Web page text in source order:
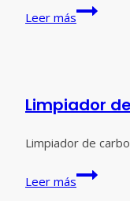
Leer más
18º
aniversario
Ltd.
Limpiador
Limpiador de
Leer más
Limpiador
de